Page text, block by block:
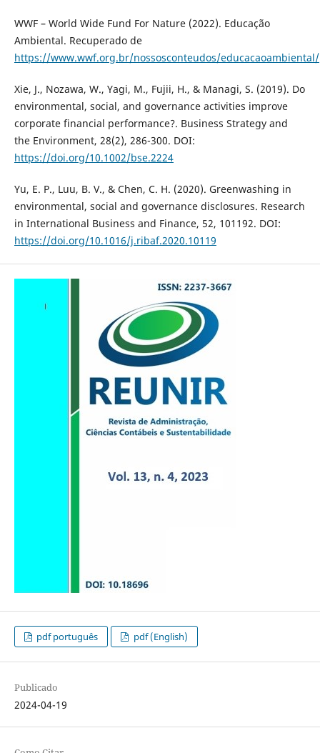
WWF – World Wide Fund For Nature (2022). Educação
Ambiental. Recuperado de
https://www.wwf.org.br/nossosconteudos/educacaoambiental/
Xie, J., Nozawa, W., Yagi, M., Fujii, H., & Managi, S. (2019). Do
environmental, social, and governance activities improve
corporate financial performance?. Business Strategy and
the Environment, 28(2), 286-300. DOI:
https://doi.org/10.1002/bse.2224
Yu, E. P., Luu, B. V., & Chen, C. H. (2020). Greenwashing in
environmental, social and governance disclosures. Research
in International Business and Finance, 52, 101192. DOI:
https://doi.org/10.1016/j.ribaf.2020.10119
pdf português pdf (English)
Publicado
2024-04-19